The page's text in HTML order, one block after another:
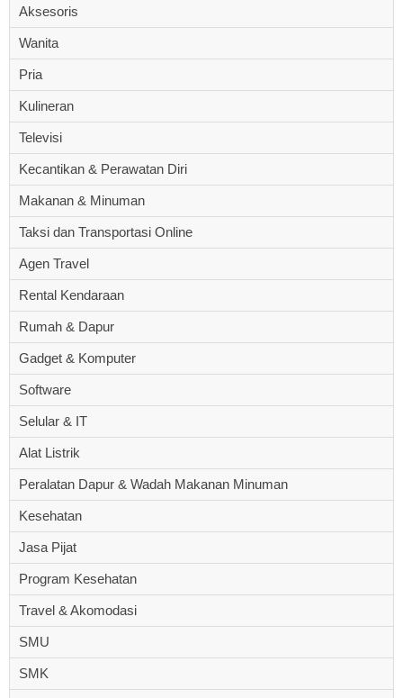
Aksesoris
Wanita
Pria
Kulineran
Televisi
Kecantikan & Perawatan Diri
Makanan & Minuman
Taksi dan Transportasi Online
Agen Travel
Rental Kendaraan
Rumah & Dapur
Gadget & Komputer
Software
Selular & IT
Alat Listrik
Peralatan Dapur & Wadah Makanan Minuman
Kesehatan
Jasa Pijat
Program Kesehatan
Travel & Akomodasi
SMU
SMK